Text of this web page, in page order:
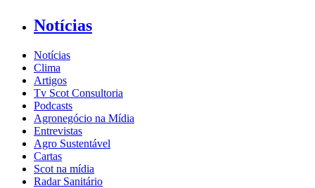
Notícias
Notícias
Clima
Artigos
Tv Scot Consultoria
Podcasts
Agronegócio na Mídia
Entrevistas
Agro Sustentável
Cartas
Scot na mídia
Radar Sanitário